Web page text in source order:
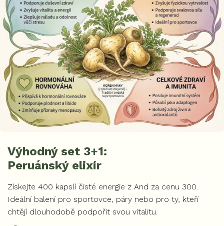
Výhodný set 3+1:
Peruánský elixír
Získejte 400 kapslí čisté energie z And za cenu 300.
Ideální balení pro sportovce, páry nebo pro ty, kteří
chtějí dlouhodobě podpořit svou vitalitu.